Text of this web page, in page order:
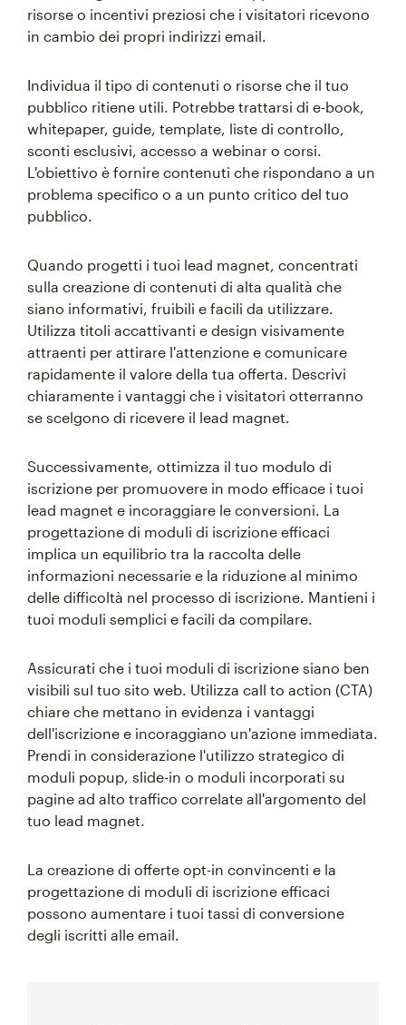
risorse o incentivi preziosi che i visitatori ricevono
in cambio dei propri indirizzi email.
Individua il tipo di contenuti o risorse che il tuo
pubblico ritiene utili. Potrebbe trattarsi di e-book,
whitepaper, guide, template, liste di controllo,
sconti esclusivi, accesso a webinar o corsi.
L'obiettivo è fornire contenuti che rispondano a un
problema specifico o a un punto critico del tuo
pubblico.
Quando progetti i tuoi lead magnet, concentrati
sulla creazione di contenuti di alta qualità che
siano informativi, fruibili e facili da utilizzare.
Utilizza titoli accattivanti e design visivamente
attraenti per attirare l'attenzione e comunicare
rapidamente il valore della tua offerta. Descrivi
chiaramente i vantaggi che i visitatori otterranno
se scelgono di ricevere il lead magnet.
Successivamente, ottimizza il tuo modulo di
iscrizione per promuovere in modo efficace i tuoi
lead magnet e incoraggiare le conversioni. La
progettazione di moduli di iscrizione efficaci
implica un equilibrio tra la raccolta delle
informazioni necessarie e la riduzione al minimo
delle difficoltà nel processo di iscrizione. Mantieni i
tuoi moduli semplici e facili da compilare.
Assicurati che i tuoi moduli di iscrizione siano ben
visibili sul tuo sito web. Utilizza call to action (CTA)
chiare che mettano in evidenza i vantaggi
dell'iscrizione e incoraggiano un'azione immediata.
Prendi in considerazione l'utilizzo strategico di
moduli popup, slide-in o moduli incorporati su
pagine ad alto traffico correlate all'argomento del
tuo lead magnet.
La creazione di offerte opt-in convincenti e la
progettazione di moduli di iscrizione efficaci
possono aumentare i tuoi tassi di conversione
degli iscritti alle email.